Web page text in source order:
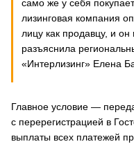
само же у себя
лизинговая компания
лицу как продавцу, и
разъяснила
«Интерлизинг» Елена
Главное условие —
с перерегистрацией в
выплаты всех платежей